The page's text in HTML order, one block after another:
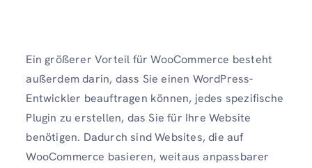
Ein größerer Vorteil für WooCommerce besteht
außerdem darin, dass Sie einen WordPress-
Entwickler beauftragen können, jedes spezifische
Plugin zu erstellen, das Sie für Ihre Website
benötigen. Dadurch sind Websites, die auf
WooCommerce basieren, weitaus anpassbarer